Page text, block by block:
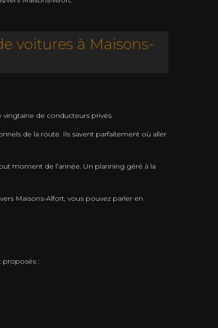
voitures à Maisons-
de conducteurs privés.
de la route. Ils savent parfaitement où aller
moment de l’année. Un planning géré à la
Maisons-Alfort, vous pouvez parler en
: